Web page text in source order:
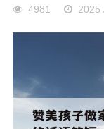
4981 2025